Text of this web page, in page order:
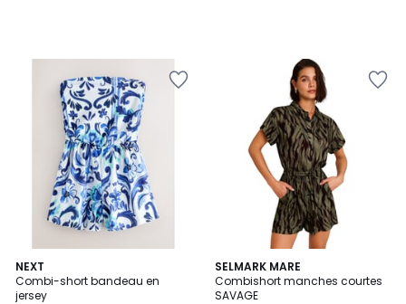
NEXT
Combi-short bandeau en
jersey
2
Couleurs
SELMARK MARE
Combishort manches courtes
SAVAGE